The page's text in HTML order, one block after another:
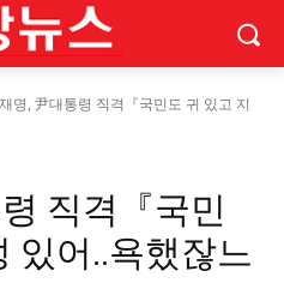
명, 尹대통령 직격『국민도 귀 있고 지
직격『국민
있어..욕했잖느